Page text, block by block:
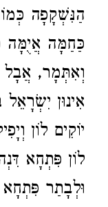
הַנִּשְׁקָפָה
כַּחַמָּה אֲיֻמָּה
וְאִתְּמָר, אֲבָל
אִינוּן
יוֹקִים לוֹן
לוֹן פִּתְחָא
וּלְבָתַר פִּתְחָא